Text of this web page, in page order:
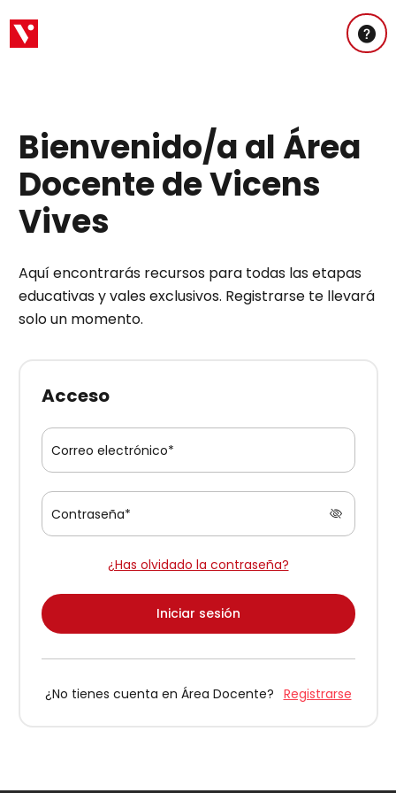
Bienvenido/a al Área
Docente de Vicens
Vives
Aquí encontrarás recursos para todas las etapas
educativas y vales exclusivos. Registrarse te llevará
solo un momento.
Acceso
Correo electrónico*
Contraseña*
¿Has olvidado la contraseña?
Iniciar sesión
¿No tienes cuenta en Área Docente? Registrarse